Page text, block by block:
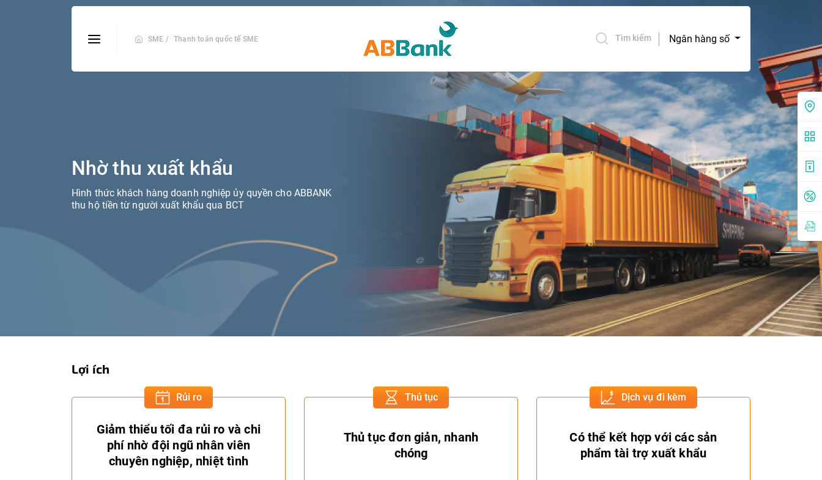
SME / Thanh toán quốc tế SME Tìm kiếm Ngân hàng số
Nhờ thu xuất khẩu
Hình thức khách hàng doanh nghiệp ủy quyền cho ABBANK
thu hộ tiền từ người xuất khẩu qua BCT
Lợi ích
Rủi ro
Giảm thiểu tối đa rủi ro và chi
phí nhờ đội ngũ nhân viên
chuyên nghiệp, nhiệt tình
Thủ tục
Thủ tục đơn giản, nhanh
chóng
Dịch vụ đi kèm
Có thể kết hợp với các sản
phẩm tài trợ xuất khẩu